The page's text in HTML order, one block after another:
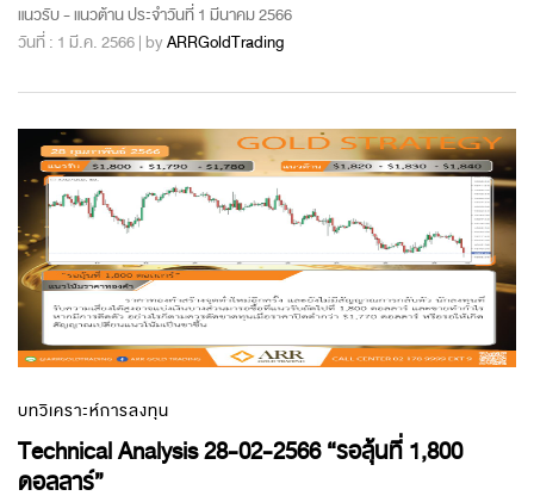
แนวรับ - แนวต้าน ประจำวันที่ 1 มีนาคม 2566
วันที่ : 1 มี.ค. 2566 | byARRGoldTrading
บทวิเคราะห์การลงทุน
Technical Analysis 28-02-2566 “รอลุ้นที่ 1,800
ดอลลาร์”